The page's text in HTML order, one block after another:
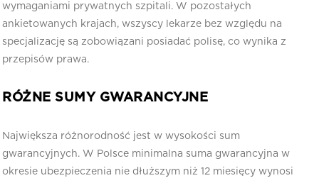
wymaganiami prywatnych szpitali. W pozostałych
ankietowanych krajach, wszyscy lekarze bez względu na
specjalizację są zobowiązani posiadać polisę, co wynika z
przepisów prawa.
RÓŻNE SUMY GWARANCYJNE
Największa różnorodność jest w wysokości sum
gwarancyjnych. W Polsce minimalna suma gwarancyjna w
okresie ubezpieczenia nie dłuższym niż 12 miesięcy wynosi